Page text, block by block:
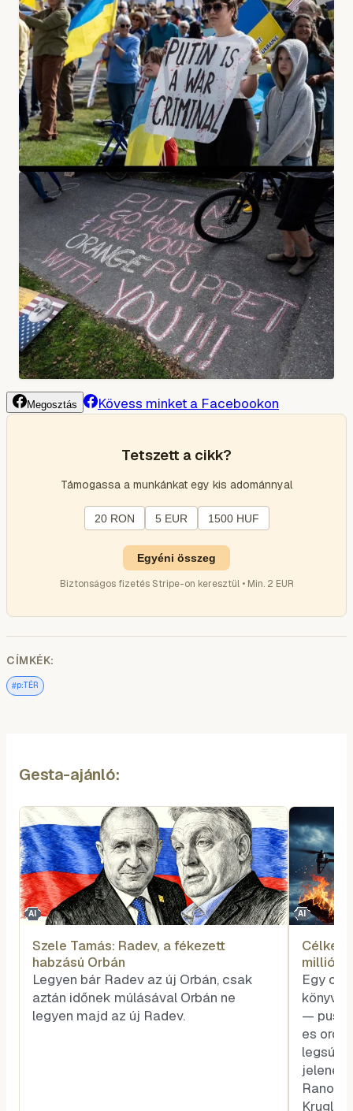
Megosztás Kövess minket a Facebookon
Tetszett a cikk?
Támogassa a munkánkat egy kis adománnyal
20 RON 5 EUR 1500 HUF
Egyéni összeg
Biztonságos fizetés Stripe-on keresztül • Min. 2 EUR
CÍMKÉK:
#p:TÉR
Gesta-ajánló:
AI
Szele Tamás: Radev, a fékezett
habzású Orbán
Legyen bár Radev az új Orbán, csak
aztán időnek múlásával Orbán ne
legyen majd az új Radev.
AI
millió
Egy
—
es
Ranok